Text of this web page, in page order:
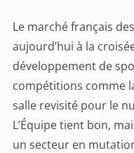
Le marché français
aujourd’hui à la
développement de
compétitions comme
salle revisité pour le
L’Équipe tient bon,
un secteur en